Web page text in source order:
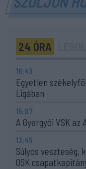
24 ÓRA
16:43
Egyetlen
Ligában
15:07
A Gyergyói VSK
13:45
Súlyos veszteség,
OSK